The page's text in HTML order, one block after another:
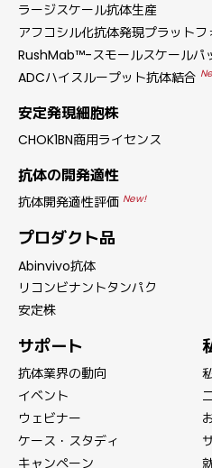
ラージスケール抗体生産
アフコシル化抗体発現プラットフ
RushMab™-スモールスケールパ
ADCハイスループット抗体結合
安定発現細胞株
CHOK1BN商用ライセンス
抗体の開発適性
抗体開発適性評価 New!
プロダクト品
Abinvivo抗体
リコンビナントタンパク
安定株
サポート
抗体業界の動向
イベント
ウェビナー
ケース・スタディ
キャンペーン